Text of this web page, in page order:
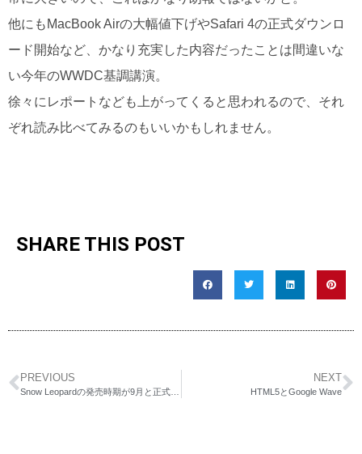
他にもMacBook Airの大幅値下げやSafari 4の正式ダウンロ
ード開始など、かなり充実した内容だったことは間違いな
い今年のWWDC基調講演。
徐々にレポートなども上がってくると思われるので、それ
ぞれ読み比べてみるのもいいかもしれません。
SHARE THIS POST
PREVIOUS NEXT
HTML5とGoogle Wave